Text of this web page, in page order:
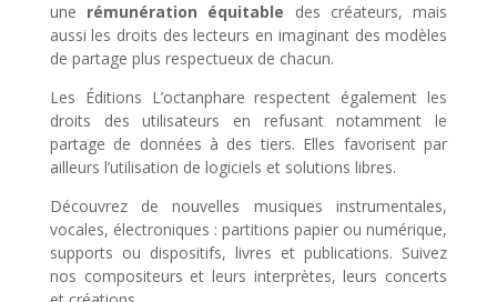
une rémunération équitable des créateurs, mais
aussi les droits des lecteurs en imaginant des modèles
de partage plus respectueux de chacun.
Les Éditions L’octanphare respectent également les
droits des utilisateurs en refusant notamment le
partage de données à des tiers. Elles favorisent par
ailleurs l’utilisation de logiciels et solutions libres.
Découvrez de nouvelles musiques instrumentales,
vocales, électroniques : partitions papier ou numérique,
supports ou dispositifs, livres et publications. Suivez
nos compositeurs et leurs interprètes, leurs concerts